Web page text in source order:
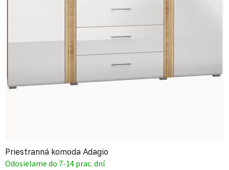
Priestranná komoda Adagio
Odosielame do 7-14 prac. dní